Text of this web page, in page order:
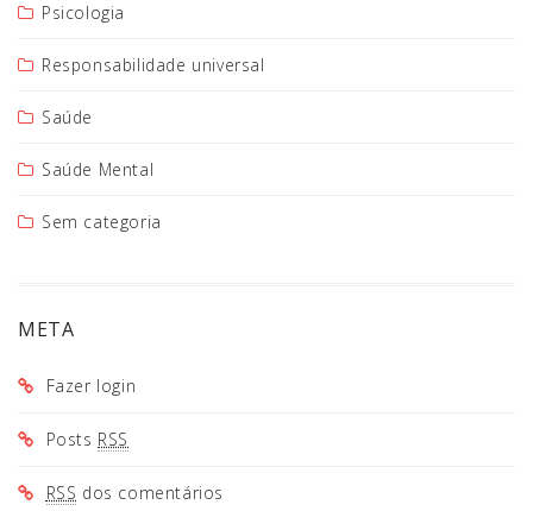
Psicologia
Responsabilidade universal
Saúde
Saúde Mental
Sem categoria
META
Fazer login
Posts RSS
RSS dos comentários